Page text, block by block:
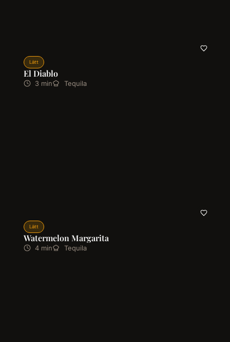
Lätt
El Diablo
3 min Tequila
Lätt
Watermelon Margarita
4 min Tequila